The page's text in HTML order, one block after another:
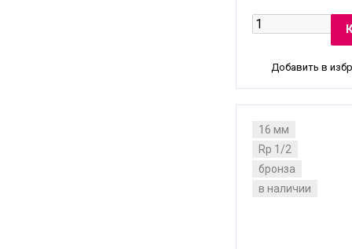
Добавить в
16 мм
Rp 1/2
бронза
в наличии